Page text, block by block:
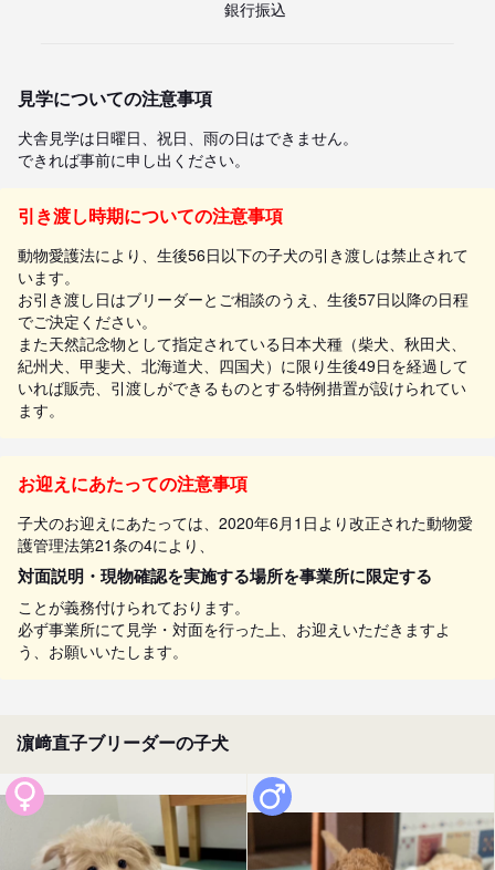
銀行振込
見学についての注意事項
犬舎見学は日曜日、祝日、雨の日はできません。
できれば事前に申し出ください。
引き渡し時期についての注意事項
動物愛護法により、生後56日以下の子犬の引き渡しは禁止されて
います。
お引き渡し日はブリーダーとご相談のうえ、生後57日以降の日程
でご決定ください。
また天然記念物として指定されている日本犬種（柴犬、秋田犬、
紀州犬、甲斐犬、北海道犬、四国犬）に限り生後49日を経過して
いれば販売、引渡しができるものとする特例措置が設けられてい
ます。
お迎えにあたっての注意事項
子犬のお迎えにあたっては、2020年6月1日より改正された動物愛
護管理法第21条の4により、
対面説明・現物確認を実施する場所を事業所に限定する
ことが義務付けられております。
必ず事業所にて見学・対面を行った上、お迎えいただきますよ
う、お願いいたします。
濵﨑直子ブリーダーの子犬